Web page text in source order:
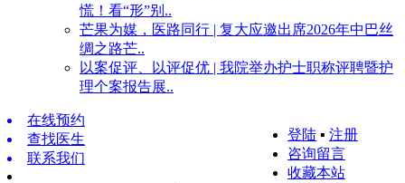
慌！看“形”别..
芒果为媒，医路同行 | 复大应邀出席2026年中巴丝
绸之路芒..
以案促评、以评促优 | 我院举办护士职称评聘暨护
理个案报告展..
登陆 ▪ 注册
咨询留言
收藏本站
在线预约
查找医生
联系我们